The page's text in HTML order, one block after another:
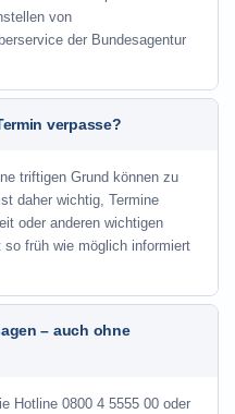
von
der Bundesagentur
verpasse?
triftigen Grund können zu
daher wichtig, Termine
oder anderen wichtigen
früh wie möglich informiert
– auch ohne
Hotline 0800 4 5555 00 oder